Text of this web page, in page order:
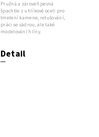
Detail
Pružná a zároveň pevná
špachtle z uhlíkové oceli pro
tmelení kamene, retušování,
práci se sádrou, ale také
modelování hlíny.